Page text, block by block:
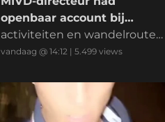
openbaar account bij
Strava
activiteiten en wandelroutes
waren jarenlang te volgen...
vandaag @ 14:12 |5.499 views